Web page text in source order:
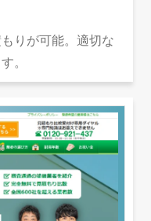
りが可能。適切な
。